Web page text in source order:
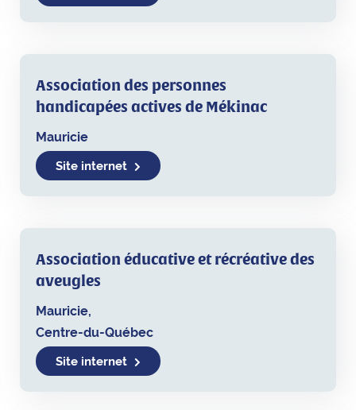
Association des personnes
handicapées actives de Mékinac
Mauricie
Site internet
Association éducative et récréative des
aveugles
Mauricie,
Centre-du-Québec
Site internet